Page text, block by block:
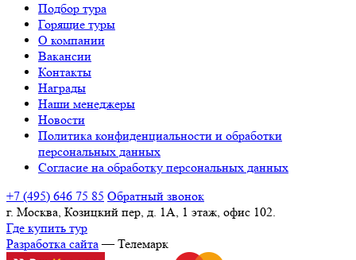
Подбор тура
Горящие туры
О компании
Вакансии
Контакты
Награды
Наши менеджеры
Новости
Политика конфиденциальности и обработки
персональных данных
Согласие на обработку персональных данных
+7 (495) 646 75 85 Обратный звонок
г. Москва, Козицкий пер, д. 1А, 1 этаж, офис 102.
Где купить тур
Разработка сайта— Телемарк